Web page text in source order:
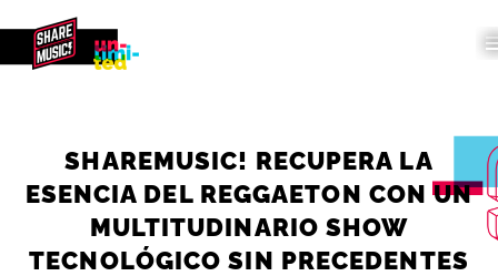
SHAREMUSIC! RECUPERA LA
ESENCIA DEL REGGAETON CON UN
MULTITUDINARIO SHOW
TECNOLÓGICO SIN PRECEDENTES